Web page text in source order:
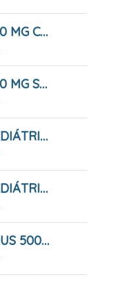
DOLOSTOP 650 MG COMPRIMIDOS , 20 Comprimidos
DOLOSTOP 650 MG SOLUCIÓN ORAL, 10 Sobres 10 Ml
DOLOSTOP PEDIÁTRICO 100 MG/ML SOLUCION ORAL , 30 Ml
DOLOSTOP PEDIÁTRICO 100 MG/ML SOLUCION ORAL , 60 Ml
DOLOSTOP PLUS 500 MG/ 150 MG 16 COMPRIMDIOS